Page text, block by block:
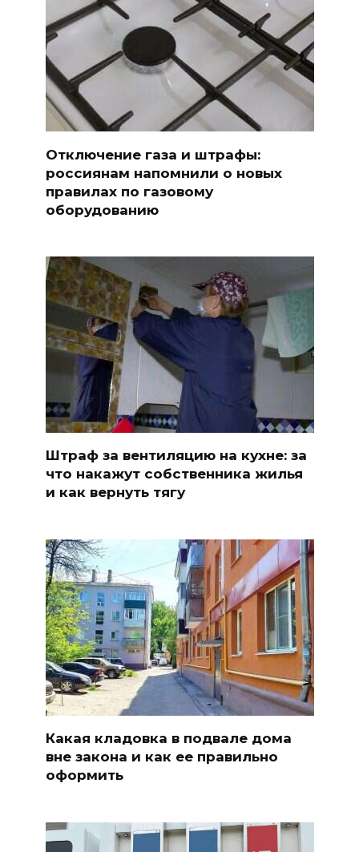
Отключение газа и штрафы:
россиянам напомнили о новых
правилах по газовому
оборудованию
Штраф за вентиляцию на кухне: за
что накажут собственника жилья
и как вернуть тягу
Какая кладовка в подвале дома
вне закона и как ее правильно
оформить